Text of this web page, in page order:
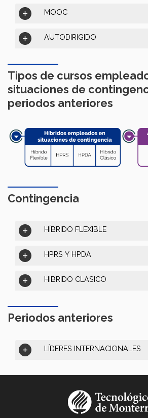
MOOC
AUTODIRIGIDO
Tipos de cursos
situaciones de
periodos anteriores
Contingencia
HÍBRIDO FLEXIBLE
HPRS Y HPDA
HIBRIDO CLASICO
Periodos anteriores
LÍDERES INTERNACIONALES